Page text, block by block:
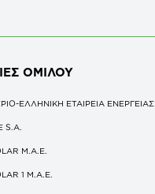
ΟΜΙΛΟΥ
ΕΛΛΗΝΙΚΗ ΕΤΑΙΡΕΙΑ ΕΝΕΡΓΕΙΑΣ
S.A.
M.Α.Ε.
1 M.Α.Ε.